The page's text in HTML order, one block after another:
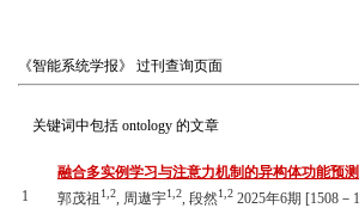
《智能系统学报》 过刊查询页面
关键词中包括 ontology 的文章
1
融合多实例学习与注意力机制的异构体功能预
郭茂祖 1,2, 周遨宇1,2, 段然1,2 2025年6期 [1508－